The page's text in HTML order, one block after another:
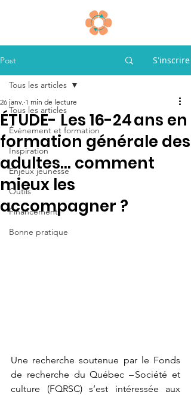
Post S'inscrire
Tous les articles
Événement et formation
Inspiration
Enjeux jeunesse
Outils
Financement
Bonne pratique
Tous les articles
ÉTUDE- Les 16-24 ans en
formation générale des
adultes… comment
mieux les
accompagner ?
26 janv. 1 min de lecture
Une recherche soutenue par le Fonds
de recherche du Québec – Société et
culture (FQRSC) s’est intéressée aux